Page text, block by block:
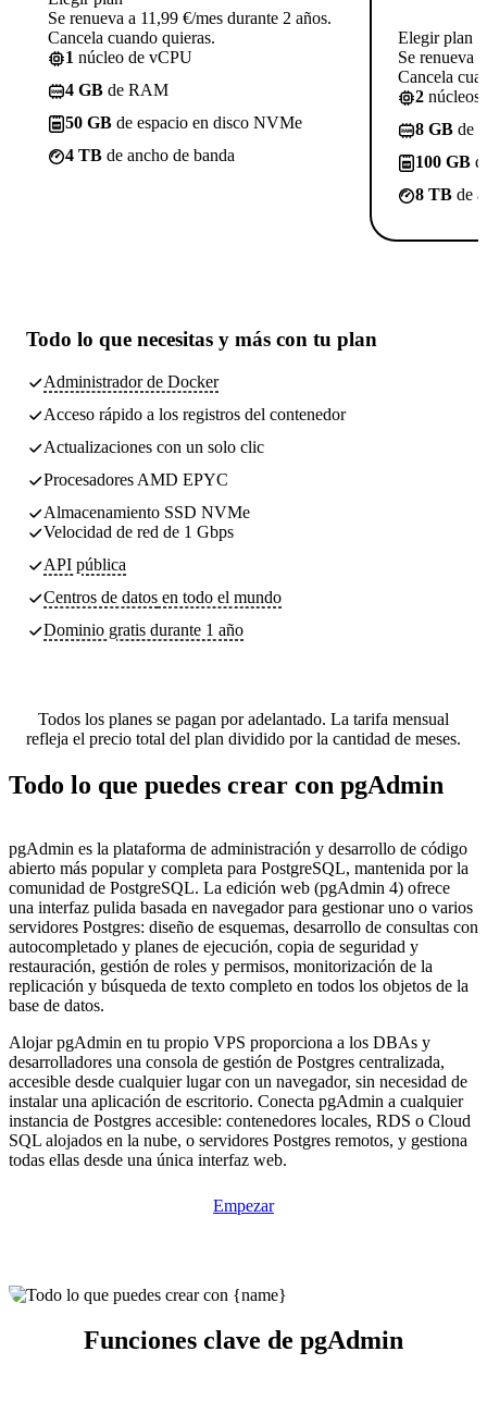
Se renueva a 11,99 €/mes durante 2 años.
Cancela cuando quieras.
1 núcleo de vCPU
4 GB de RAM
50 GB de espacio en disco NVMe
4 TB de ancho de banda
Elegir plan
Se renueva
Cancela
2 núcleos
8 GB de
100 GB
8 TB de
Todo lo que necesitas y más con tu plan
Administrador de Docker
Acceso rápido a los registros del contenedor
Actualizaciones con un solo clic
Procesadores AMD EPYC
Almacenamiento SSD NVMe
Velocidad de red de 1 Gbps
API pública
Centros de datos en todo el mundo
Dominio gratis durante 1 año
Todos los planes se pagan por adelantado. La tarifa mensual
refleja el precio total del plan dividido por la cantidad de meses.
Todo lo que puedes crear con pgAdmin
pgAdmin es la plataforma de administración y desarrollo de código
abierto más popular y completa para PostgreSQL, mantenida por la
comunidad de PostgreSQL. La edición web (pgAdmin 4) ofrece
una interfaz pulida basada en navegador para gestionar uno o varios
servidores Postgres: diseño de esquemas, desarrollo de consultas con
autocompletado y planes de ejecución, copia de seguridad y
restauración, gestión de roles y permisos, monitorización de la
replicación y búsqueda de texto completo en todos los objetos de la
base de datos.
Alojar pgAdmin en tu propio VPS proporciona a los DBAs y
desarrolladores una consola de gestión de Postgres centralizada,
accesible desde cualquier lugar con un navegador, sin necesidad de
instalar una aplicación de escritorio. Conecta pgAdmin a cualquier
instancia de Postgres accesible: contenedores locales, RDS o Cloud
SQL alojados en la nube, o servidores Postgres remotos, y gestiona
todas ellas desde una única interfaz web.
Empezar
Funciones clave de pgAdmin